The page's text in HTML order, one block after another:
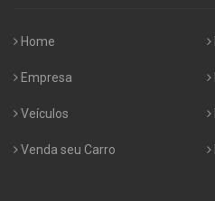
Home
Empresa
Veículos
Venda seu Carro